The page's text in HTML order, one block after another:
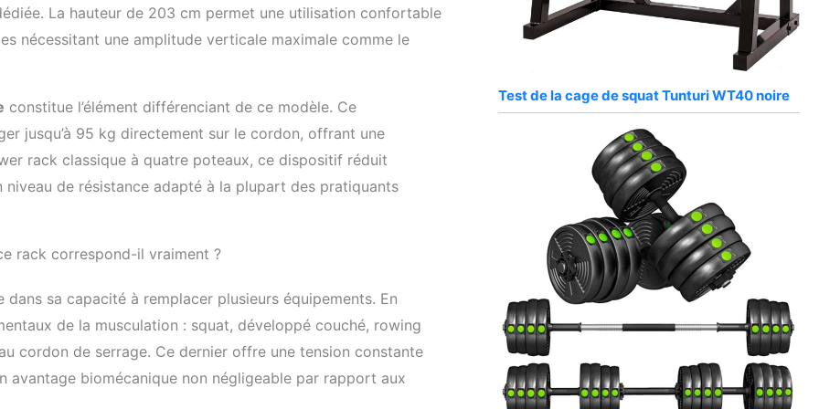
La hauteur de 203 cm permet une utilisation confortable
nécessitant une amplitude verticale maximale comme le
constitue l’élément différenciant de ce modèle. Ce
jusqu’à 95 kg directement sur le cordon, offrant une
rack classique à quatre poteaux, ce dispositif réduit
de résistance adapté à la plupart des pratiquants
rack correspond-il vraiment ?
dans sa capacité à remplacer plusieurs équipements. En
de la musculation : squat, développé couché, rowing
cordon de serrage. Ce dernier offre une tension constante
avantage biomécanique non négligeable par rapport aux
Test de la cage de squat Tunturi WT40 noire